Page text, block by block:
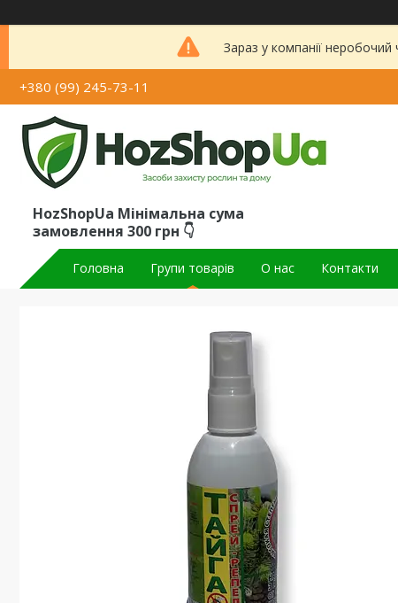
Зараз у компанії
+380 (99) 245-73-11
HozShopUa Мінімальна сума
замовлення 300 грн 👇
Головна Групи товарів О нас Контакти